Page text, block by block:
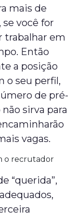
mais de
você for
trabalhar em
Então
a posição
o seu perfil,
de pré-
sirva para
vagas.
o recrutador
“querida”,